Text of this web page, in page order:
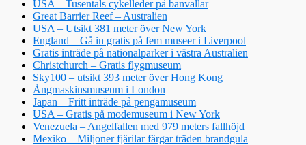
USA – Tusentals cykelleder på banvallar
Great Barrier Reef – Australien
USA – Utsikt 381 meter över New York
England – Gå in gratis på fem museer i Liverpool
Gratis inträde på nationalparker i västra Australien
Christchurch – Gratis flygmuseum
Sky100 – utsikt 393 meter över Hong Kong
Ångmaskinsmuseum i London
Japan – Fritt inträde på pengamuseum
USA – Gratis på modemuseum i New York
Venezuela – Angelfallen med 979 meters fallhöjd
Mexiko – Miljoner fjärilar färgar träden brandgula